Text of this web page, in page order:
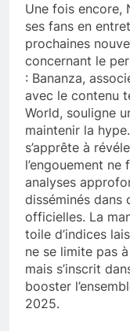
Une fois encore,
ses fans en
prochaines
concernant le
: Bananza,
avec le contenu
World, souligne
maintenir la
s’apprête à
l’engouement
analyses
disséminés dans
officielles. La
toile d’indices
ne se limite pas
mais s’inscrit
booster
2025.